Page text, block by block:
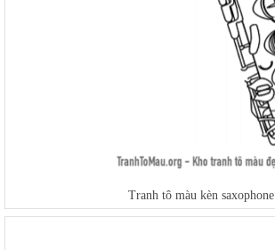
Tranh tô màu kèn saxophone